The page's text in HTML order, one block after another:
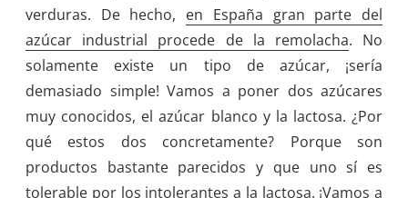
verduras. De hecho, en España gran parte del
azúcar industrial procede de la remolacha. No
solamente existe un tipo de azúcar, ¡sería
demasiado simple! Vamos a poner dos azúcares
muy conocidos, el azúcar blanco y la lactosa. ¿Por
qué estos dos concretamente? Porque son
productos bastante parecidos y que uno sí es
tolerable por los intolerantes a la lactosa. ¡Vamos a